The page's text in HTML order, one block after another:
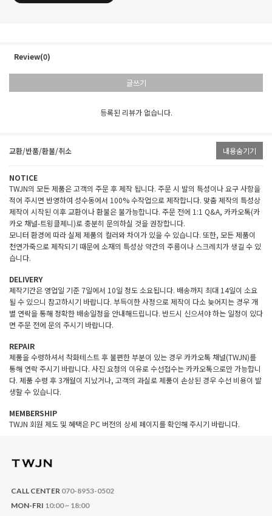
Review(0)
글쓰기
등록된 리뷰가 없습니다.
교환/반품/환불/취소 내용숨기기
NOTICE
TWJN의 모든 제품은 고객의 주문 후 제작 됩니다. 주문 시 발의 특성이나 요구 사항을
적어 주시면 반영하여 성수동에서 100% 수작업으로 제작합니다. 맞춤 제작의 특성상
제작이 시작된 이후 교환이나 환불은 불가능합니다. 주문 전에 1:1 Q&A, 카카오톡(카
카오 채널-트윙클제니)로 충분히 문의하실 것을 권장합니다.
모니터 환경에 따라 실제 제품의 컬러와 차이가 있을 수 있습니다. 또한, 모든 제품이
천연가죽으로 제작되기 때문에 소재의 특성상 약간의 주름이나 스크레치가 생길 수 있
습니다.
DELIVERY
제작기간은 영업일 기준 7일에서 10일 정도 소요됩니다. 배송까지 최대 14일이 소요
될 수 있으니 참고하시기 바랍니다. 부득이한 사정으로 제작이 다소 늦어지는 경우 개
별 연락을 통해 정확한 배송일정을 안내해드립니다. 반드시 신으셔야 하는 일정이 있다
면 주문 전에 문의 주시기 바랍니다.
REPAIR
제품을 수령하셔서 착화테스트 후 불편한 부분이 있는 경우 카카오톡 채널(TWJN)를
통해 연락 주시기 바랍니다. 사진 요청의 이유로 수선접수는 카카오톡으로만 가능합니
다. 제품 수령 후 3개월이 지났거나, 고객의 과실로 제품이 손상된 경우 수선 비용이 발
생할 수 있습니다.
MEMBERSHIP
TWJN 회원 제도 및 혜택은 PC 버전의 상세 페이지를 확인해 주시기 바랍니다.
CALL CENTER 070-8953-0502
MON-FRI 10:00 ~ 18:00